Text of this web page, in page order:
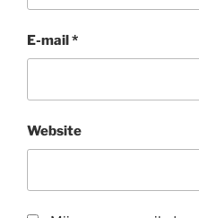
E-mail *
Website